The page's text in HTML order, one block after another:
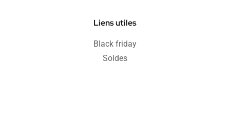
Liens utiles
Black friday
Soldes